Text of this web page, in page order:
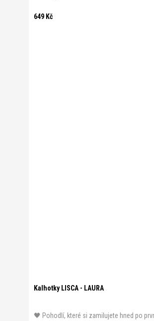
649 Kč
Kalhotky LISCA - LAURA
🖤 Pohodlí, které si zamilujete hned po